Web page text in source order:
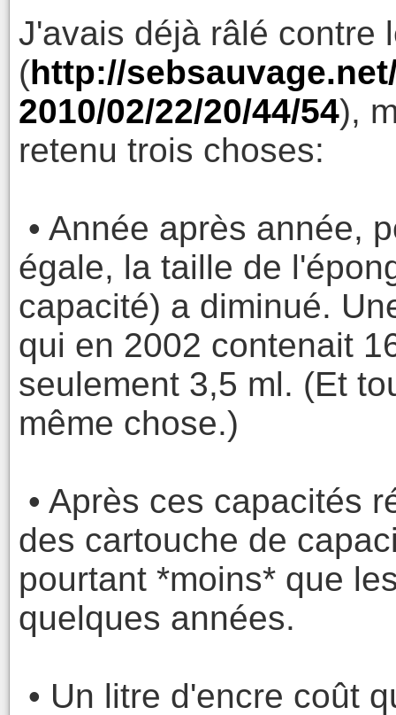
J'avais déjà râlé contre
(http://
2010/02/22/20/44/54),
retenu trois choses:
• Année après année,
égale, la taille de
capacité) a diminué.
qui en 2002 contenait
seulement 3,5 ml. (Et
même chose.)
• Après ces capacités
des cartouche de
pourtant *moins* que
quelques années.
• Un litre d'encre coût